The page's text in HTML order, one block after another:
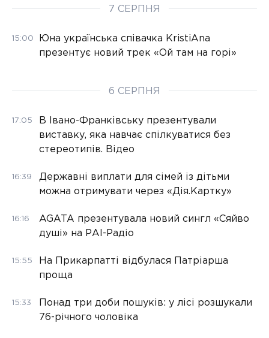
7 СЕРПНЯ
15:00
Юна українська співачка KristiAna
презентує новий трек «Ой там на горі»
6 СЕРПНЯ
17:05
В Івано-Франківську презентували
виставку, яка навчає спілкуватися без
стереотипів. Відео
16:39
Державні виплати для сімей із дітьми
можна отримувати через «Дія.Картку»
16:16
AGATA презентувала новий сингл «Сяйво
душі» на РАІ-Радіо
15:55
На Прикарпатті відбулася Патріарша
проща
15:33
Понад три доби пошуків: у лісі розшукали
76-річного чоловіка